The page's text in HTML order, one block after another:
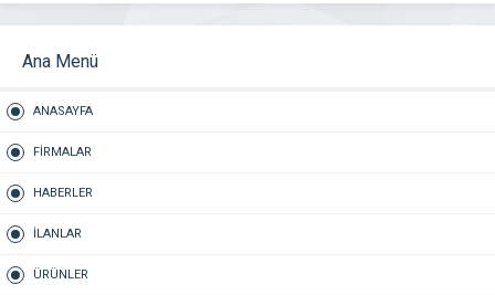
Ana Menü
ANASAYFA
FİRMALAR
HABERLER
İLANLAR
ÜRÜNLER